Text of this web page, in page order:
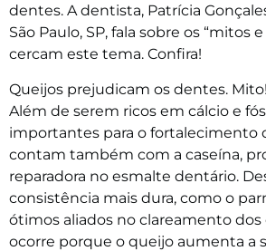
dentes. A dentista, Patrícia
São Paulo, SP, fala sobre os “mitos
cercam este tema. Confira!
Queijos prejudicam os dentes. Mito!
Além de serem ricos em cálcio e
importantes para o fortalecimento
contam também com a caseína,
reparadora no esmalte dentário.
consistência mais dura, como o
ótimos aliados no clareamento dos
ocorre porque o queijo aumenta a